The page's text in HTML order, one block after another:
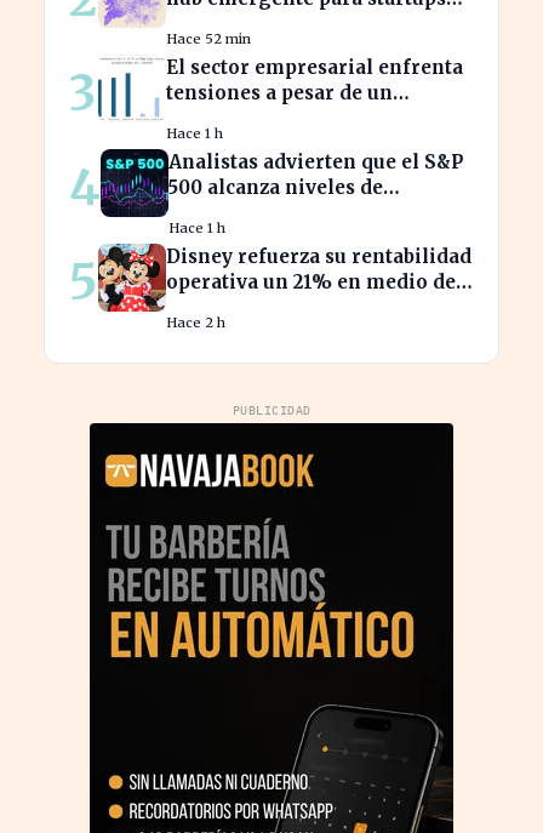
Hace 52 min
3
El sector empresarial enfrenta
tensiones a pesar de un
semestre
Hace 1 h
4
Analistas advierten que el S&P
500 alcanza niveles de
Hace 1 h
5
Disney refuerza su rentabilidad
operativa un 21% en medio de
Hace 2 h
PUBLICIDAD